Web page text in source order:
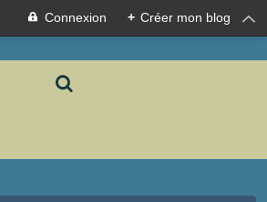
Connexion + Créer mon blog